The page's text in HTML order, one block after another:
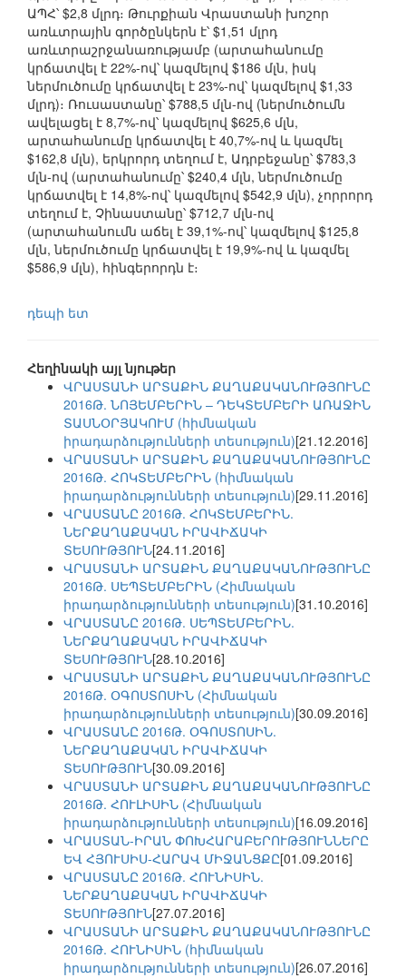
ԱՊՀ՝ $2,8 մլրդ։ Թուրքիան Վրաստանի խոշոր
առևտրային գործընկերն է՝ $1,51 մլրդ
առևտրաշրջանառությամբ (արտահանումը
կրճատվել է 22%-ով՝ կազմելով $186 մլն, իսկ
ներմուծումը կրճատվել է 23%-ով՝ կազմելով $1,33
մլրդ)։ Ռուսաստանը՝ $788,5 մլն-ով (ներմուծումն
ավելացել է 8,7%-ով՝ կազմելով $625,6 մլն,
արտահանումը կրճատվել է 40,7%-ով և կազմել
$162,8 մլն), երկրորդ տեղում է, Ադրբեջանը՝ $783,3
մլն-ով (արտահանումը՝ $240,4 մլն, ներմուծումը
կրճատվել է 14,8%-ով՝ կազմելով $542,9 մլն), չորրորդ
տեղում է, Չինաստանը՝ $712,7 մլն-ով
(արտահանումն աճել է 39,1%-ով՝ կազմելով $125,8
մլն, ներմուծումը կրճատվել է 19,9%-ով և կազմել
$586,9 մլն), հինգերորդն է։
դեպի ետ
Հեղինակի այլ նյութեր
ՎՐԱՍՏԱՆԻ ԱՐՏԱՔԻՆ ՔԱՂԱՔԱԿԱՆՈՒԹՅՈՒՆԸ
2016Թ. ՆՈՅԵՄԲԵՐԻՆ – ԴԵԿՏԵՄԲԵՐԻ ԱՌԱՋԻՆ
ՏԱՍՆՕՐՅԱԿՈՒՄ (հիմնական
իրադարձությունների տեսություն)[21.12.2016]
ՎՐԱՍՏԱՆԻ ԱՐՏԱՔԻՆ ՔԱՂԱՔԱԿԱՆՈՒԹՅՈՒՆԸ
2016Թ. ՀՈԿՏԵՄԲԵՐԻՆ (հիմնական
իրադարձությունների տեսություն)[29.11.2016]
ՎՐԱՍՏԱՆԸ 2016Թ. ՀՈԿՏԵՄԲԵՐԻՆ.
ՆԵՐՔԱՂԱՔԱԿԱՆ ԻՐԱՎԻՃԱԿԻ
ՏԵՍՈՒԹՅՈՒՆ[24.11.2016]
ՎՐԱՍՏԱՆԻ ԱՐՏԱՔԻՆ ՔԱՂԱՔԱԿԱՆՈՒԹՅՈՒՆԸ
2016Թ. ՍԵՊՏԵՄԲԵՐԻՆ (Հիմնական
իրադարձությունների տեսություն)[31.10.2016]
ՎՐԱՍՏԱՆԸ 2016Թ. ՍԵՊՏԵՄԲԵՐԻՆ.
ՆԵՐՔԱՂԱՔԱԿԱՆ ԻՐԱՎԻՃԱԿԻ
ՏԵՍՈՒԹՅՈՒՆ[28.10.2016]
ՎՐԱՍՏԱՆԻ ԱՐՏԱՔԻՆ ՔԱՂԱՔԱԿԱՆՈՒԹՅՈՒՆԸ
2016Թ. ՕԳՈՍՏՈՍԻՆ (Հիմնական
իրադարձությունների տեսություն)[30.09.2016]
ՎՐԱՍՏԱՆԸ 2016Թ. ՕԳՈՍՏՈՍԻՆ.
ՆԵՐՔԱՂԱՔԱԿԱՆ ԻՐԱՎԻՃԱԿԻ
ՏԵՍՈՒԹՅՈՒՆ[30.09.2016]
ՎՐԱՍՏԱՆԻ ԱՐՏԱՔԻՆ ՔԱՂԱՔԱԿԱՆՈՒԹՅՈՒՆԸ
2016Թ. ՀՈՒԼԻՍԻՆ (Հիմնական
իրադարձությունների տեսություն)[16.09.2016]
ՎՐԱՍՏԱՆ-ԻՐԱՆ ՓՈԽՀԱՐԱԲԵՐՈՒԹՅՈՒՆՆԵՐԸ
ԵՎ ՀՅՈՒՍԻՍ-ՀԱՐԱՎ ՄԻՋԱՆՑՔԸ[01.09.2016]
ՎՐԱՍՏԱՆԸ 2016Թ. ՀՈՒՆԻՍԻՆ.
ՆԵՐՔԱՂԱՔԱԿԱՆ ԻՐԱՎԻՃԱԿԻ
ՏԵՍՈՒԹՅՈՒՆ[27.07.2016]
ՎՐԱՍՏԱՆԻ ԱՐՏԱՔԻՆ ՔԱՂԱՔԱԿԱՆՈՒԹՅՈՒՆԸ
2016Թ. ՀՈՒՆԻՍԻՆ (հիմնական
իրադարձությունների տեսություն)[26.07.2016]